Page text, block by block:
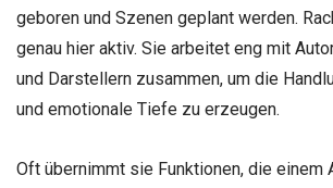
geboren und Szenen geplant werden.
genau hier aktiv. Sie arbeitet eng mit
und Darstellern zusammen, um die
und emotionale Tiefe zu erzeugen.
Oft übernimmt sie Funktionen, die einem